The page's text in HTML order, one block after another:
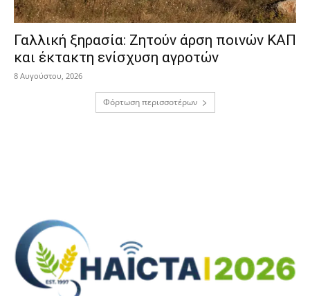
Γαλλική ξηρασία: Ζητούν άρση ποινών ΚΑΠ
και έκτακτη ενίσχυση αγροτών
8 Αυγούστου, 2026
Φόρτωση περισσοτέρων